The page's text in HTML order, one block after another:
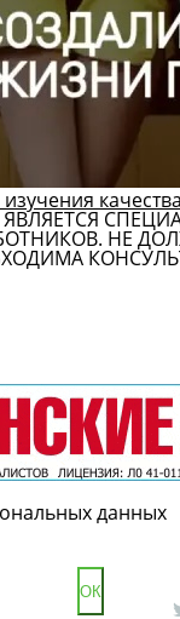
НЕ
данных
ОК